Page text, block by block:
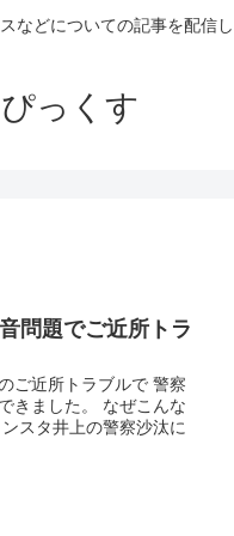
などについての記事を配信
っくす
問題でご近所トラ
ご近所トラブルで 警察
きました。 なぜこんな
スタ井上の警察沙汰に